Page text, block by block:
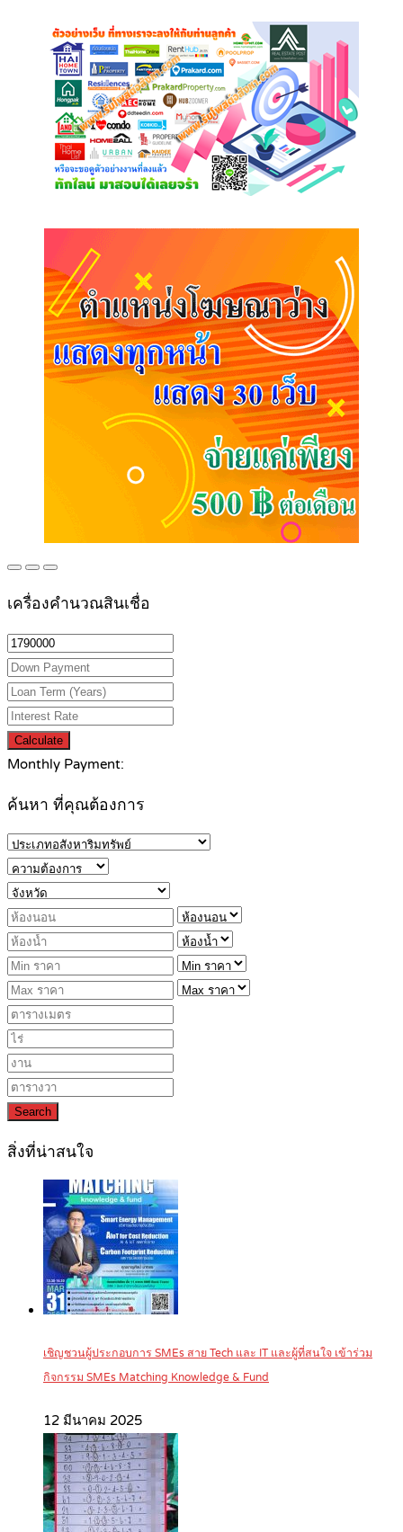
เครื่องคำนวณสินเชื่อ
Calculate
Monthly Payment:
ค้นหา ที่คุณต้องการ
Search
สิ่งที่น่าสนใจ
เชิญชวนผู้ประกอบการ SMEs สาย Tech และ IT และผู้ที่สนใจ เข้าร่วม
กิจกรรม SMEs Matching Knowledge & Fund
12 มีนาคม 2025